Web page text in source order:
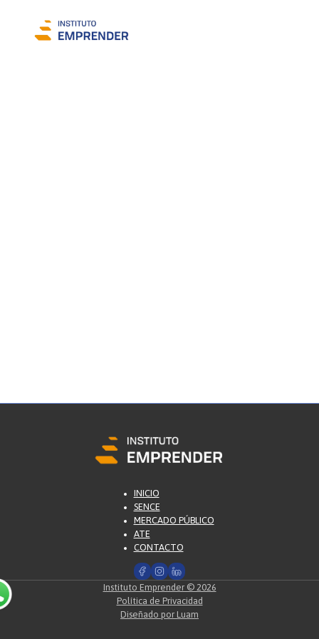
INICIO
SENCE
MERCADO PÚBLICO
ATE
CONTACTO
Instituto Emprender © 2026
Política de Privacidad
Diseñado por Luam